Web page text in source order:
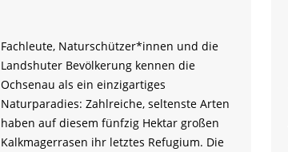
Fachleute, Naturschützer*innen und die
Landshuter Bevölkerung kennen die
Ochsenau als ein einzigartiges
Naturparadies: Zahlreiche, seltenste Arten
haben auf diesem fünfzig Hektar großen
Kalkmagerrasen ihr letztes Refugium. Die